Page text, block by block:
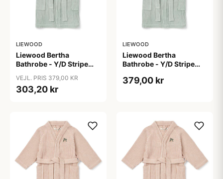
LIEWOOD
Liewood Bertha
Bathrobe - Y/D Stripe
Creme
VEJL. PRIS 379,00 KR
303,20 kr
LIEWOOD
Liewood Bertha
Bathrobe - Y/D Stripe
Creme
379,00 kr